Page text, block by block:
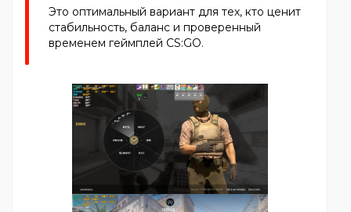
Это оптимальный вариант для тех, кто ценит
стабильность, баланс и проверенный
временем геймплей CS:GO.